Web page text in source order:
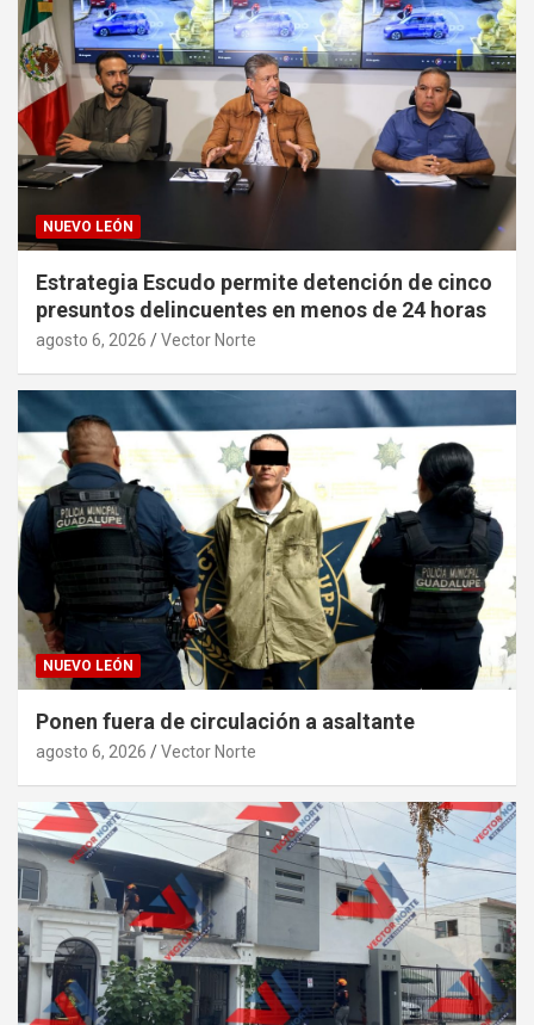
NUEVO LEÓN
Estrategia Escudo permite detención de cinco
presuntos delincuentes en menos de 24 horas
agosto 6, 2026 Vector Norte
NUEVO LEÓN
Ponen fuera de circulación a asaltante
agosto 6, 2026 Vector Norte